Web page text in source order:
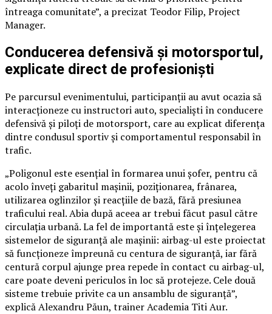
întreaga comunitate”, a precizat Teodor Filip, Project
Manager.
Conducerea defensivă și motorsportul,
explicate direct de profesioniști
Pe parcursul evenimentului, participanții au avut ocazia să
interacționeze cu instructori auto, specialiști în conducere
defensivă și piloți de motorsport, care au explicat diferența
dintre condusul sportiv și comportamentul responsabil în
trafic.
„Poligonul este esențial în formarea unui șofer, pentru că
acolo înveți gabaritul mașinii, poziționarea, frânarea,
utilizarea oglinzilor și reacțiile de bază, fără presiunea
traficului real. Abia după aceea ar trebui făcut pasul către
circulația urbană. La fel de importantă este și înțelegerea
sistemelor de siguranță ale mașinii: airbag-ul este proiectat
să funcționeze împreună cu centura de siguranță, iar fără
centură corpul ajunge prea repede în contact cu airbag-ul,
care poate deveni periculos în loc să protejeze. Cele două
sisteme trebuie privite ca un ansamblu de siguranță”,
explică Alexandru Păun, trainer Academia Titi Aur.